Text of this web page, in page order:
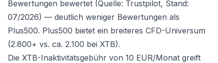
Bewertungen bewertet (Quelle: Trustpilot, Stand:
07/2026) — deutlich weniger Bewertungen als
Plus500. Plus500 bietet ein breiteres CFD-Universum
(2.800+ vs. ca. 2.100 bei XTB).
Die XTB-Inaktivitätsgebühr von 10 EUR/Monat greift